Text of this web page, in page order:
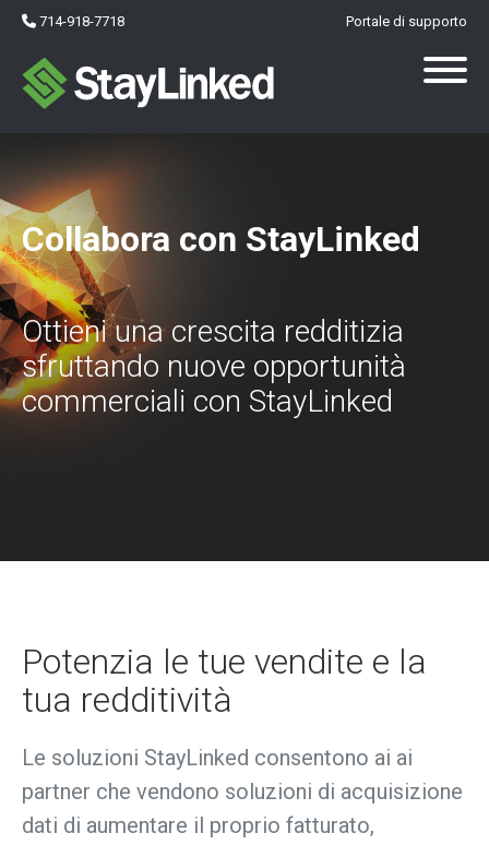
714-918-7718 Portale di supporto
Collabora con StayLinked
Ottieni una crescita redditizia
sfruttando nuove opportunità
commerciali con StayLinked
Potenzia le tue vendite e la
tua redditività
Le soluzioni StayLinked consentono ai ai
partner che vendono soluzioni di acquisizione
dati di aumentare il proprio fatturato,